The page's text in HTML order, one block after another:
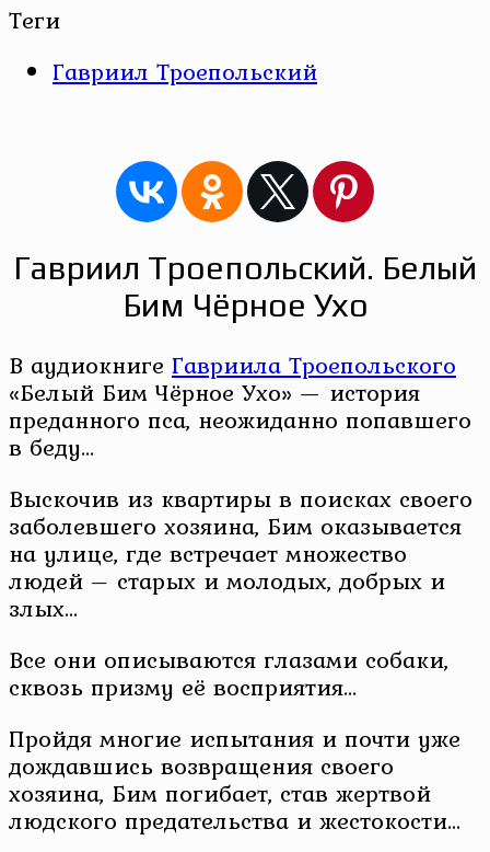
Теги
Гавриил Троепольский
Гавриил Троепольский. Белый
Бим Чёрное Ухо
В аудиокниге Гавриила Троепольского
«Белый Бим Чёрное Ухо» — история
преданного пса, неожиданно попавшего
в беду…
Выскочив из квартиры в поисках своего
заболевшего хозяина, Бим оказывается
на улице, где встречает множество
людей – старых и молодых, добрых и
злых…
Все они описываются глазами собаки,
сквозь призму её восприятия…
Пройдя многие испытания и почти уже
дождавшись возвращения своего
хозяина, Бим погибает, став жертвой
людского предательства и жестокости…